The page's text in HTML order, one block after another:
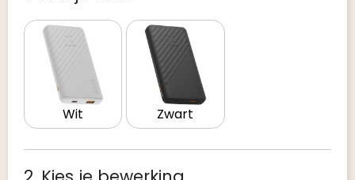
Wit Zwart